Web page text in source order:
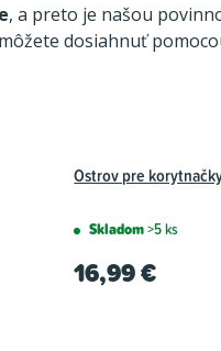
, a preto je našou
dosiahnuť
Ostrov pre
Skladom>5 ks
16,99 €